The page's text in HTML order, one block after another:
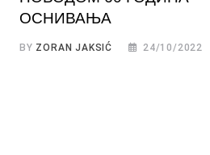
ОСНИВАЊА
BY ZORAN JAKSIĆ 24/10/2022